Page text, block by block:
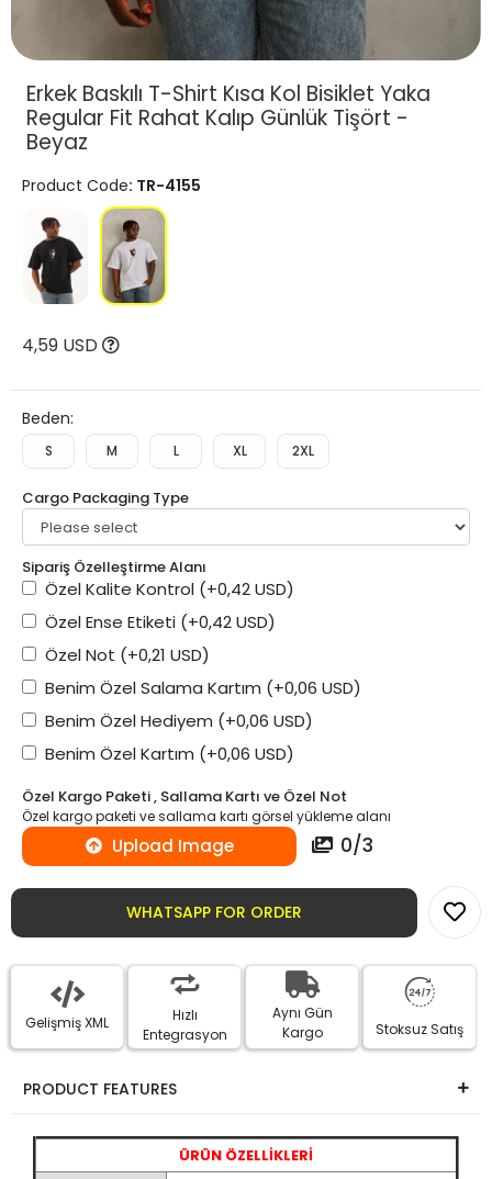
Erkek Baskılı T-Shirt Kısa Kol Bisiklet Yaka
Regular Fit Rahat Kalıp Günlük Tişört -
Beyaz
Product Code: TR-4155
4,59 USD
Beden:
S M L XL 2XL
Cargo Packaging Type
Sipariş Özelleştirme Alanı
Özel Kalite Kontrol (+0,42 USD)
Özel Ense Etiketi (+0,42 USD)
Özel Not (+0,21 USD)
Benim Özel Salama Kartım (+0,06 USD)
Benim Özel Hediyem (+0,06 USD)
Benim Özel Kartım (+0,06 USD)
Özel Kargo Paketi , Sallama Kartı ve Özel Not
Özel kargo paketi ve sallama kartı görsel yükleme alanı
Upload Image 0/3
WHATSAPP FOR ORDER
Gelişmiş XML
Hızlı
Entegrasyon
Aynı Gün
Kargo
Stoksuz Satış
PRODUCT FEATURES
ÜRÜN ÖZELLİKLERİ